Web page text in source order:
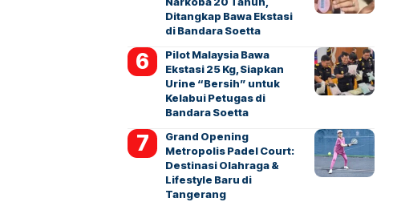
Ditangkap Bawa Ekstasi
di Bandara Soetta
Pilot Malaysia Bawa
Ekstasi 25 Kg, Siapkan
Urine “Bersih” untuk
Kelabui Petugas di
Bandara Soetta
Grand Opening
Metropolis Padel Court:
Destinasi Olahraga &
Lifestyle Baru di
Tangerang